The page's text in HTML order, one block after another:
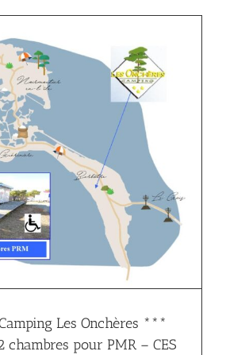
Les Onchères ***
pour PMR – CES